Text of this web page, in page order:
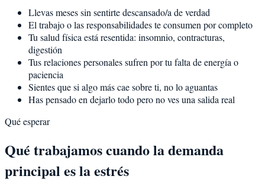
Llevas meses sin sentirte descansado/a de verdad
El trabajo o las responsabilidades te consumen por completo
Tu salud física está resentida: insomnio, contracturas,
digestión
Tus relaciones personales sufren por tu falta de energía o
paciencia
Sientes que si algo más cae sobre ti, no lo aguantas
Has pensado en dejarlo todo pero no ves una salida real
Qué esperar
Qué trabajamos cuando la demanda
principal es la estrés